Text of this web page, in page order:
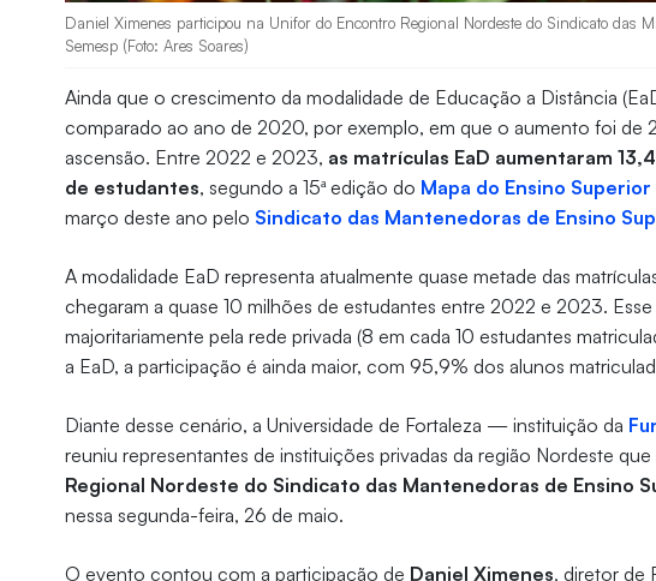
Daniel Ximenes participou na Unifor do Encontro Regional Nordeste do Sindicato das
Semesp (Foto: Ares Soares)
Ainda que o crescimento da modalidade de Educação a Distância
comparado ao ano de 2020, por exemplo, em que o aumento foi
ascensão. Entre 2022 e 2023, as matrículas EaD aumentaram
de estudantes, segundo a 15ª edição do Mapa do Ensino Superior
março deste ano pelo Sindicato das Mantenedoras de Ensino
A modalidade EaD representa atualmente quase metade das
chegaram a quase 10 milhões de estudantes entre 2022 e 2023.
majoritariamente pela rede privada (8 em cada 10 estudantes
a EaD, a participação é ainda maior, com 95,9% dos alunos
Diante desse cenário, a Universidade de Fortaleza — instituição da
reuniu representantes de instituições privadas da região Nordeste
Regional Nordeste do Sindicato das Mantenedoras de Ensino
nessa segunda-feira, 26 de maio.
O evento contou com a participação de Daniel Ximenes, diretor de